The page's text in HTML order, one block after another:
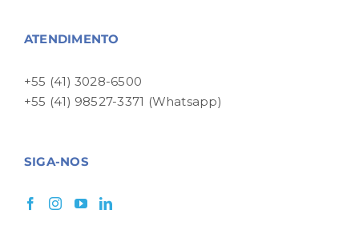
ATENDIMENTO
+55 (41) 3028-6500
+55 (41) 98527-3371 (Whatsapp)
SIGA-NOS